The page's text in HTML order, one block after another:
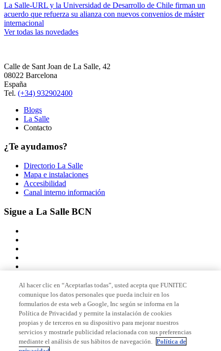
La Salle-URL y la Universidad de Desarrollo de Chile firman un
acuerdo que refuerza su alianza con nuevos convenios de máster
internacional
Ver todas las novedades
Calle de Sant Joan de La Salle, 42
08022 Barcelona
España
Tel. (+34) 932902400
Blogs
La Salle
Contacto
¿Te ayudamos?
Directorio La Salle
Mapa e instalaciones
Accesibilidad
Canal interno información
Sigue a La Salle BCN
Miembro de
Acreditaciones
Al hacer clic en “Aceptarlas todas”, usted acepta que FUNITEC
comunique los datos personales que pueda incluir en los
formularios de esta web a Google, Inc según se informa en la
Política de Privacidad y permite la instalación de cookies
propias y de terceros en su dispositivo para mejorar nuestros
servicios y mostrarle publicidad relacionada con sus preferencias
mediante el análisis de sus hábitos de navegación. Política de